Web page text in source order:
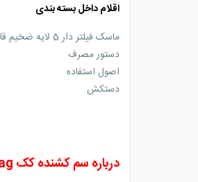
اقلام داخل بسته بندی
ماسک فیلتر دار 5 لایه ضخیم قابل استفاده در 5 نوبت سمپاشی
دستور مصرف
اصول استفاده
دستکش
درباره سم کشنده کک Black Flag